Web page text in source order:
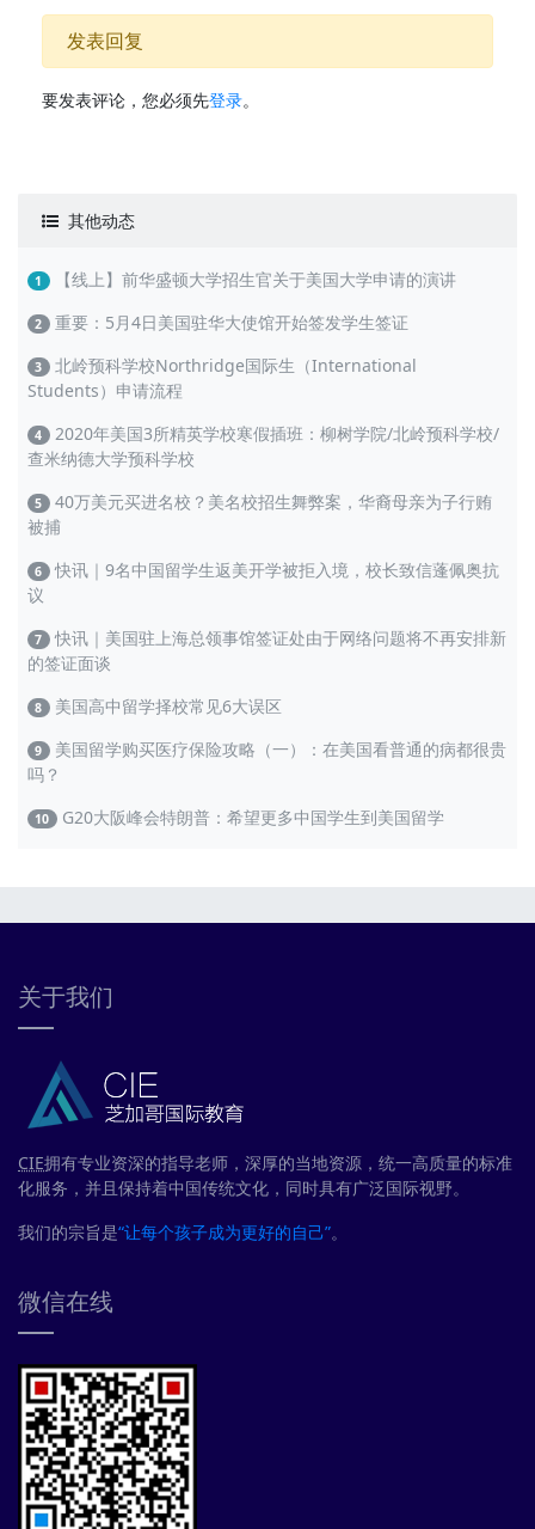
发表回复
要发表评论，您必须先登录。
其他动态
1 【线上】前华盛顿大学招生官关于美国大学申请的演讲
2 重要：5月4日美国驻华大使馆开始签发学生签证
3 北岭预科学校Northridge国际生（International
Students）申请流程
4 2020年美国3所精英学校寒假插班：柳树学院/北岭预科学校/
查米纳德大学预科学校
5 40万美元买进名校？美名校招生舞弊案，华裔母亲为子行贿
被捕
6 快讯｜9名中国留学生返美开学被拒入境，校长致信蓬佩奥抗
议
7 快讯｜美国驻上海总领事馆签证处由于网络问题将不再安排新
的签证面谈
8 美国高中留学择校常见6大误区
9 美国留学购买医疗保险攻略（一）：在美国看普通的病都很贵
吗？
10 G20大阪峰会特朗普：希望更多中国学生到美国留学
关于我们
CIE拥有专业资深的指导老师，深厚的当地资源，统一高质量的标准
化服务，并且保持着中国传统文化，同时具有广泛国际视野。
我们的宗旨是“让每个孩子成为更好的自己”。
微信在线